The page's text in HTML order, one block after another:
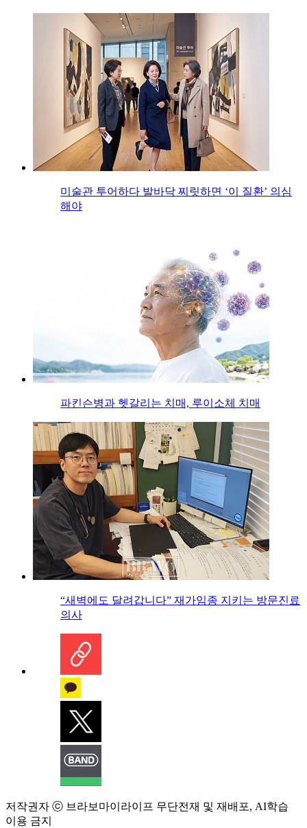
미술관 투어하다 발바닥 찌릿하면 ‘이 질환’ 의심
해야
파킨슨병과 헷갈리는 치매, 루이소체 치매
“새벽에도 달려갑니다” 재가임종 지키는 방문진료
의사
저작권자 ⓒ 브라보마이라이프 무단전재 및 재배포, AI학습
이용 금지